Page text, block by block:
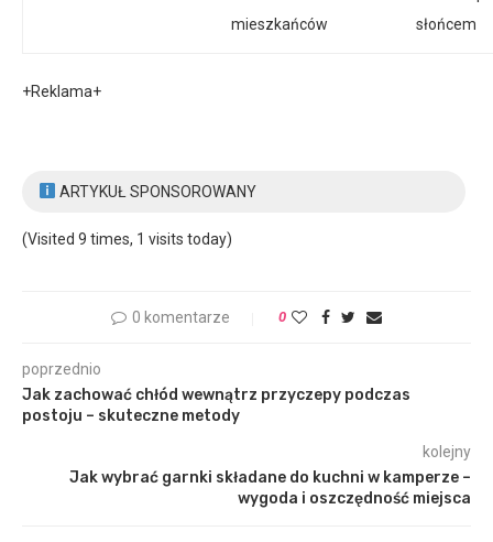
mieszkańców
słońcem
+Reklama+
ARTYKUŁ SPONSOROWANY
(Visited 9 times, 1 visits today)
0 komentarze 0
poprzednio
Jak zachować chłód wewnątrz przyczepy podczas
postoju – skuteczne metody
kolejny
Jak wybrać garnki składane do kuchni w kamperze –
wygoda i oszczędność miejsca